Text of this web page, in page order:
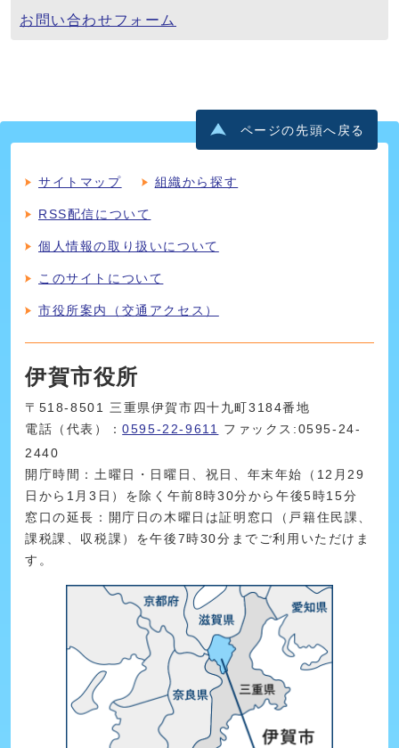
お問い合わせフォーム
ページの先頭へ戻る
サイトマップ 組織から探す
RSS配信について
個人情報の取り扱いについて
このサイトについて
市役所案内（交通アクセス）
伊賀市役所
〒518-8501 三重県伊賀市四十九町3184番地
電話（代表）：0595-22-9611
ファックス:0595-24-
2440
開庁時間：土曜日・日曜日、祝日、年末年始（12月29
日から1月3日）を除く午前8時30分から午後5時15分
窓口の延長：開庁日の木曜日は証明窓口（戸籍住民課、
課税課、収税課）を午後7時30分までご利用いただけま
す。